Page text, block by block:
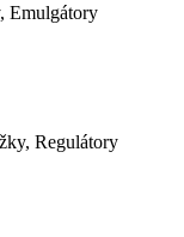
Emulgátory
Regulátory